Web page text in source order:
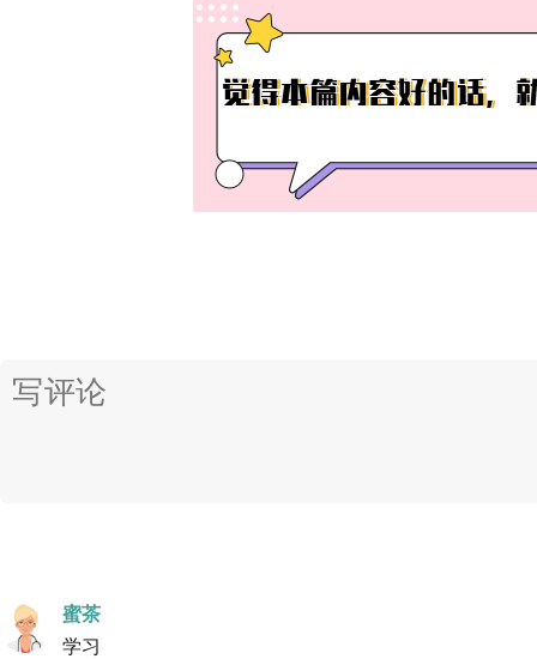
蜜茶
学习